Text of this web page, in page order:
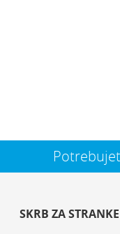
SKRB ZA STRANKE